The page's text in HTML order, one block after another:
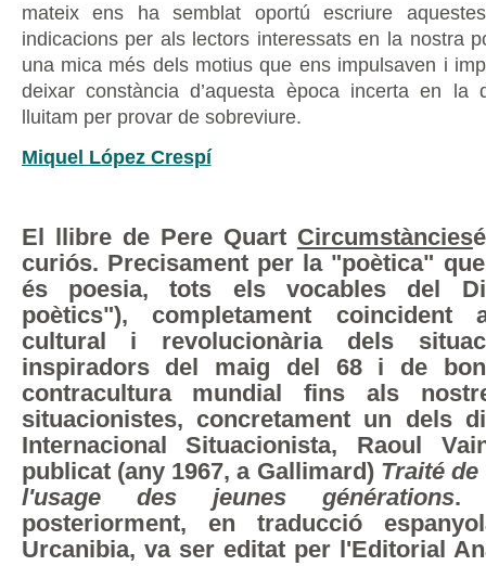
mateix ens ha semblat oportú escriure
indicacions per als lectors interessats en la nostra
una mica més dels motius que ens impulsaven i
deixar constància d’aquesta època incerta en la
lluitam per provar de sobreviure.
Miquel López Crespí
El llibre de Pere Quart Circumstàncies
curiós. Precisament per la "poètica"
és poesia, tots els vocables del
poètics"), completament coincident
cultural i revolucionària dels
inspiradors del maig del 68 i de
contracultura mundial fins als
situacionistes, concretament un dels
Internacional Situacionista, Raoul
publicat (any 1967, a Gallimard) Traité
l'usage des jeunes générations.
posteriorment, en traducció
Urcanibia, va ser editat per l'Editorial